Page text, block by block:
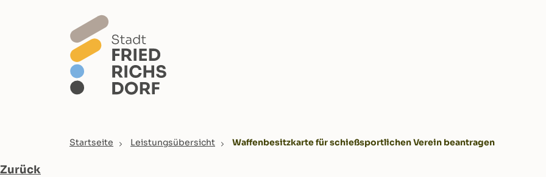
You are here:
Startseite Leistungsübersicht Waffenbesitzkarte für schießsportlichen Verein beantragen
Zurück